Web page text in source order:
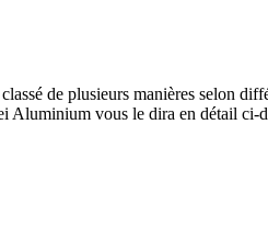
de plusieurs manières selon
Aluminium vous le dira en détail ci-